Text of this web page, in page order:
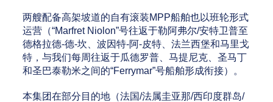
两艘配备高架坡道的自有滚装MPP船舶也以班轮形式
运营（“Marfret Niolon”号往返于勒阿弗尔/安特卫普至
德格拉德-德-坎、波因特-阿-皮特、法兰西堡和马里戈
特，与我们每周往返于瓜德罗普、马提尼克、圣马丁
和圣巴泰勒米之间的“Ferrymar”号船舶形成衔接）。
本集团在部分目的地（法国/法属圭亚那/西印度群岛/